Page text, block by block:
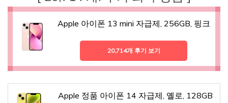
Apple 아이폰 13 mini 자급제, 256GB, 핑크
20,714개 후기 보기
Apple 정품 아이폰 14 자급제, 옐로, 128GB